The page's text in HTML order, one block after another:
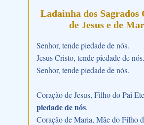
Ladainha dos Sagrados
de Jesus e de
Senhor, tende piedade de nós.
Jesus Cristo, tende piedade de nós.
Senhor, tende piedade de nós.
Coração de Jesus, Filho do Pai
piedade de nós.
Coração de Maria, Mãe do Filho